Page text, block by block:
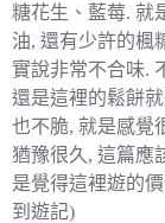
糖花生、藍莓. 就
油, 還有少許的楓
實說非常不合味.
還是這裡的鬆餅
也不脆, 就是感覺
猶豫很久, 這篇應
是覺得這裡遊的
到遊記)